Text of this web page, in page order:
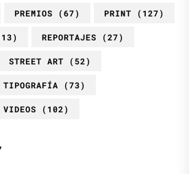
PREMIOS (67) PRINT (127)
REPORTAJES (27)
STREET ART (52)
TIPOGRAFÍA (73)
VIDEOS (102)